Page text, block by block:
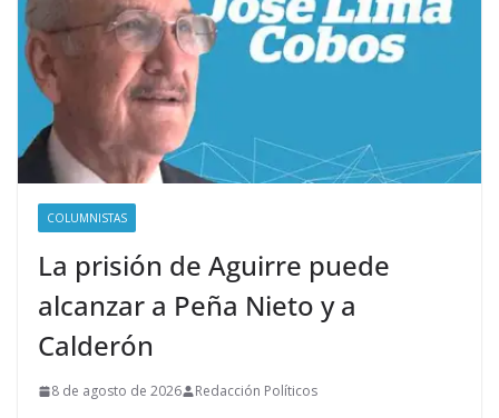
COLUMNISTAS
La prisión de Aguirre puede
alcanzar a Peña Nieto y a
Calderón
8 de agosto de 2026 Redacción Políticos